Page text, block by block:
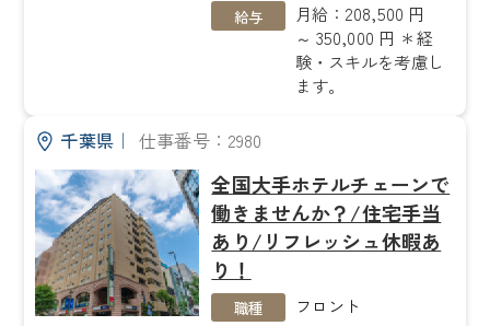
給与
月給：208,500 円
～ 350,000 円 ＊経
験・スキルを考慮し
ます。
千葉県｜ 仕事番号：2980
全国大手ホテルチェーンで
働きませんか？/住宅手当
あり/リフレッシュ休暇あ
り！
職種 フロント